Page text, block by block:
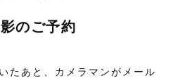
のご予約
たあと、カメラマンがメール